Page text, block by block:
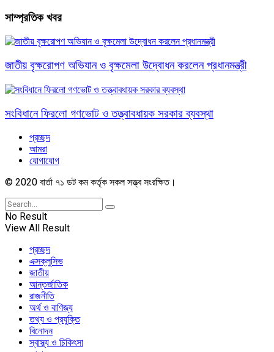
সাম্প্রতিক খবর
জাতীয় বৃক্ষরোপণ অভিযান ও বৃক্ষমেলা উদ্বোধন করলেন প্রধানমন্ত্রী
সংবিধানে ফিরলো গণভোট ও তত্ত্বাবধায়ক সরকার ব্যবস্থা
প্রচ্ছদ
আমরা
যোগাযোগ
© 2020 বার্তা ৭১ ডট কম কর্তৃক সকল সত্ত্ব সংরক্ষিত।
No Result
View All Result
প্রচ্ছদ
এক্সক্লুসিভ
জাতীয়
আন্তর্জাতিক
রাজনীতি
অর্থ ও বাণিজ্য
তথ্য ও প্রযুক্তি
বিনোদন
স্বাস্থ্য ও চিকিৎসা